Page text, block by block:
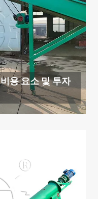
용 요소 및 투자